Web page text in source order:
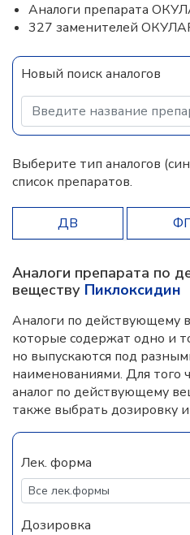
Аналоги препарата
327 заменителей
Новый поиск аналогов
Выберите тип аналогов
список препаратов.
ДВ ФГ
Аналоги препарата по
веществу Пиклоксидин
Аналоги по действующему
которые содержат одно и
но выпускаются под
наименованиями. Для того
аналог по действующему
также выбрать дозировку
Лек. форма
Дозировка